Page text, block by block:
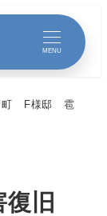
MENU
町 F様邸 雹
旧